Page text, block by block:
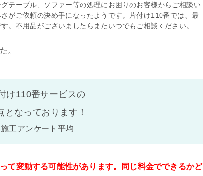
テーブル、ソファー等の処理にお困りのお客様からご相談い
がご依頼の決め手になったようです。片付け110番では、最
。不用品がございましたらまたいつでもご相談ください。
。
け110番サービスの
となっております！
工アンケート平均
て変動する可能性があります。同じ料金でできるかど